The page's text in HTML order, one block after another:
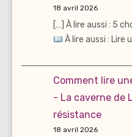
18 avril 2026
[…] À lire aussi : 5
À lire aussi : Lire
Comment lire
- La caverne de
résistance
18 avril 2026